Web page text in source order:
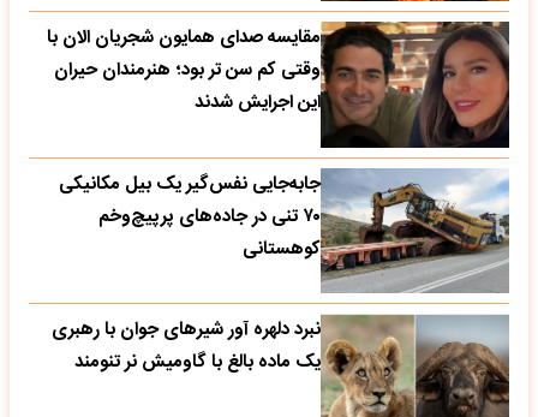
مقایسه صدای همایون شجریان الان با
وقتی کم سن تر بود؛ هنرمندان حیران
این اجرایش شدند
جابه‌جایی نفس‌گیر یک بیل مکانیکی
۷۰ تنی در جاده‌های پرپیچ‌وخم
کوهستانی
نبرد دلهره آور شیرهای جوان با رهبری
یک ماده بالغ با گاومیش نر تنومند